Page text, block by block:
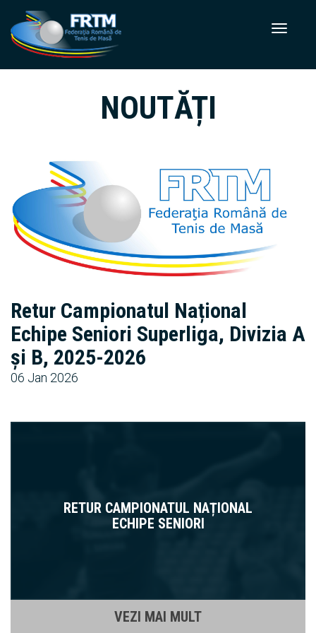
NOUTĂȚI
Retur Campionatul Național
Echipe Seniori Superliga, Divizia A
și B, 2025-2026
06 Jan 2026
RETUR CAMPIONATUL NAȚIONAL
ECHIPE SENIORI
VEZI MAI MULT